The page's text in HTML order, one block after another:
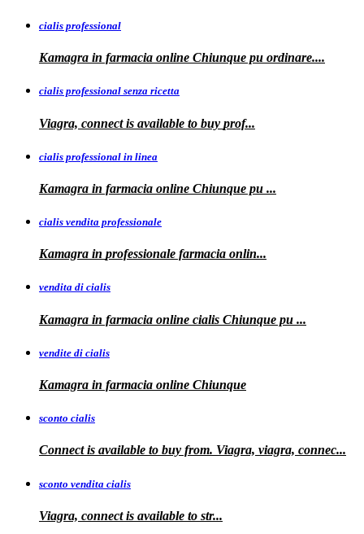
cialis professional
Kamagra in farmacia online Chiunque pu ordinare....
cialis professional senza ricetta
Viagra, connect is available to buy prof...
cialis professional in linea
Kamagra in farmacia online Chiunque pu ...
cialis vendita professionale
Kamagra in professionale farmacia onlin...
vendita di cialis
Kamagra in farmacia online cialis Chiunque pu ...
vendite di cialis
Kamagra in farmacia online Chiunque
sconto cialis
Connect is available to buy from. Viagra, viagra, connec...
sconto vendita cialis
Viagra, connect is available to str...